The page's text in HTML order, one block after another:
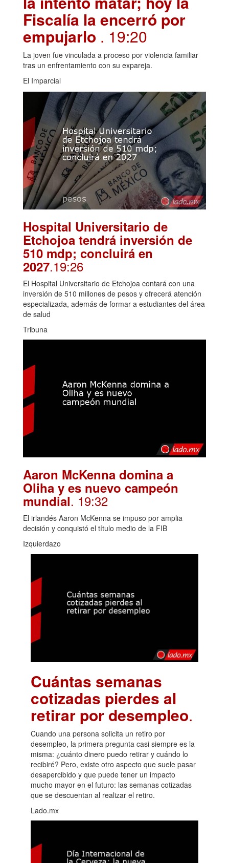
Fiscalía la encerró por
empujarlo . 19:20
La joven fue vinculada a proceso por violencia familiar
tras un enfrentamiento con su expareja.
El Imparcial
Hospital Universitario de
Etchojoa tendrá inversión de
510 mdp; concluirá en
2027.19:26
El Hospital Universitario de Etchojoa contará con una
inversión de 510 millones de pesos y ofrecerá atención
especializada, además de formar a estudiantes del área
de salud
Tribuna
Aaron McKenna domina a
Oliha y es nuevo campeón
mundial. 19:32
El irlandés Aaron McKenna se impuso por amplia
decisión y conquistó el título medio de la FIB
Izquierdazo
Cuántas semanas
cotizadas pierdes al
retirar por desempleo.
Cuando una persona solicita un retiro por
desempleo, la primera pregunta casi siempre es la
misma: ¿cuánto dinero puedo retirar y cuándo lo
recibiré? Pero, existe otro aspecto que suele pasar
desapercibido y que puede tener un impacto
mucho mayor en el futuro: las semanas cotizadas
que se descuentan al realizar el retiro.
Lado.mx